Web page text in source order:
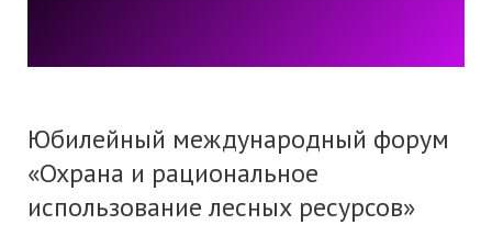
Юбилейный международный форум
«Охрана и рациональное
использование лесных ресурсов»